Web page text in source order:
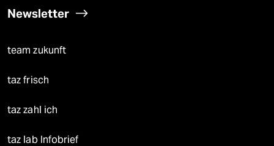
Newsletter
team zukunft
taz frisch
taz zahl ich
taz lab Infobrief